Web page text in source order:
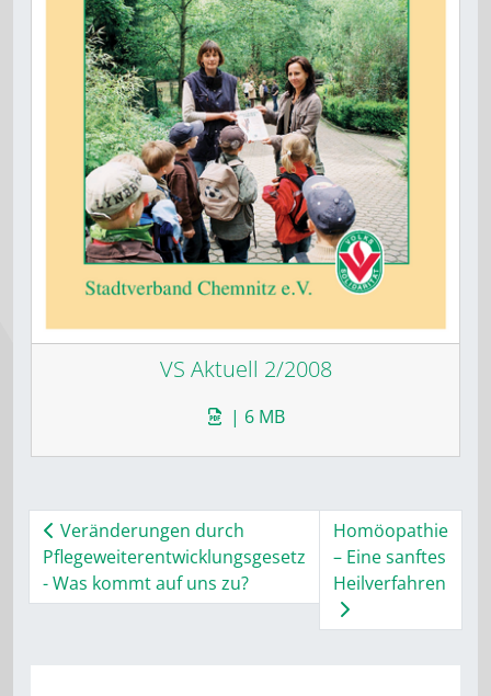
VS Aktuell 2/2008
| 6 MB
Veränderungen durch
Pflegeweiterentwicklungsgesetz
- Was kommt auf uns zu?
Homöopathie
– Eine sanftes
Heilverfahren